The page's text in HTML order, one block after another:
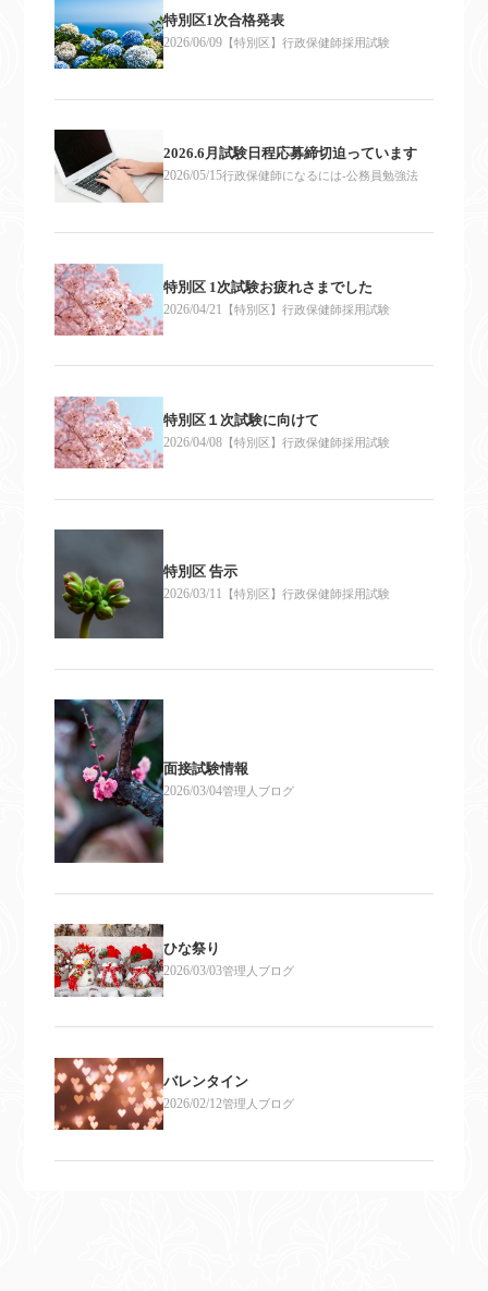
特別区1次合格発表
2026/06/09【特別区】行政保健師採用試験
2026.6月試験日程応募締切迫っています
2026/05/15行政保健師になるには-公務員勉強法
特別区 1次試験お疲れさまでした
2026/04/21 【特別区】行政保健師採用試験
特別区１次試験に向けて
2026/04/08【特別区】行政保健師採用試験
特別区 告示
2026/03/11 【特別区】行政保健師採用試験
面接試験情報
2026/03/04管理人ブログ
ひな祭り
2026/03/03管理人ブログ
バレンタイン
2026/02/12管理人ブログ